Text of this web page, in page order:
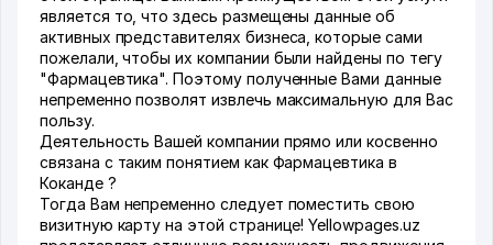
является то, что здесь размещены данные об
активных представителях бизнеса, которые сами
пожелали, чтобы их компании были найдены по тегу
"Фармацевтика". Поэтому полученные Вами данные
непременно позволят извлечь максимальную для Вас
пользу.
Деятельность Вашей компании прямо или косвенно
связана с таким понятием как Фармацевтика в
Коканде ?
Тогда Вам непременно следует поместить свою
визитную карту на этой странице! Yellowpages.uz